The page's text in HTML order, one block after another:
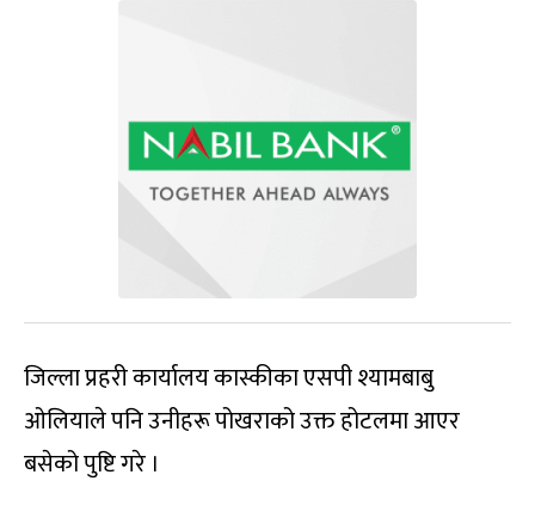
जिल्ला प्रहरी कार्यालय कास्कीका एसपी श्यामबाबु
ओलियाले पनि उनीहरू पोखराको उक्त होटलमा आएर
बसेको पुष्टि गरे ।